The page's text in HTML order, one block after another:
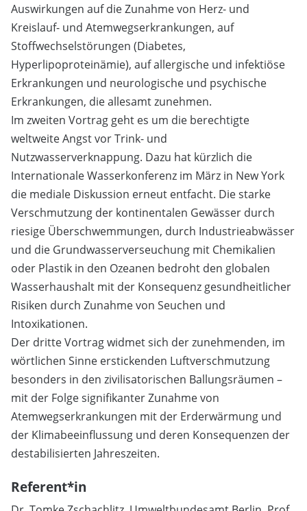
Auswirkungen auf die Zunahme von Herz- und
Kreislauf- und Atemwegserkrankungen, auf
Stoffwechselstörungen (Diabetes,
Hyperlipoproteinämie), auf allergische und infektiöse
Erkrankungen und neurologische und psychische
Erkrankungen, die allesamt zunehmen.
Im zweiten Vortrag geht es um die berechtigte
weltweite Angst vor Trink- und
Nutzwasserverknappung. Dazu hat kürzlich die
Internationale Wasserkonferenz im März in New York
die mediale Diskussion erneut entfacht. Die starke
Verschmutzung der kontinentalen Gewässer durch
riesige Überschwemmungen, durch Industrieabwässer
und die Grundwasserverseuchung mit Chemikalien
oder Plastik in den Ozeanen bedroht den globalen
Wasserhaushalt mit der Konsequenz gesundheitlicher
Risiken durch Zunahme von Seuchen und
Intoxikationen.
Der dritte Vortrag widmet sich der zunehmenden, im
wörtlichen Sinne erstickenden Luftverschmutzung
besonders in den zivilisatorischen Ballungsräumen –
mit der Folge signifikanter Zunahme von
Atemwegserkrankungen mit der Erderwärmung und
der Klimabeeinflussung und deren Konsequenzen der
destabilisierten Jahreszeiten.
Referent*in